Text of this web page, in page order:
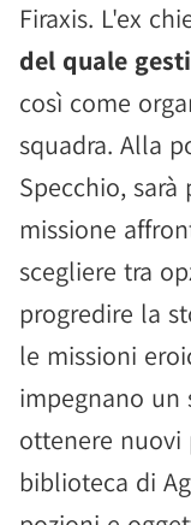
Firaxis. L'ex
del quale
così come
squadra. Alla
Specchio, sarà
missione
scegliere tra
progredire la
le missioni
impegnano
ottenere nuovi
biblioteca di